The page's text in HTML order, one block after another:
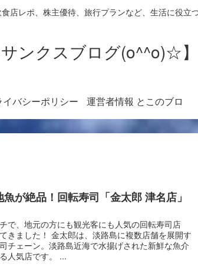
レポ、株主優待、旅行プランなど、生活に役立
ンクスブログ(o^^o)☆】
イバシーポリシー 運営者情報 とこのブロ
グについて
が絶品！回転寿司「金太郎 津名店」
で、地元の方にも観光客にも人気の回転寿司店
きました！ 金太郎は、淡路島に複数店舗を展開す
チェーン。淡路島近海で水揚げされた新鮮な魚介
人気店です。 ...